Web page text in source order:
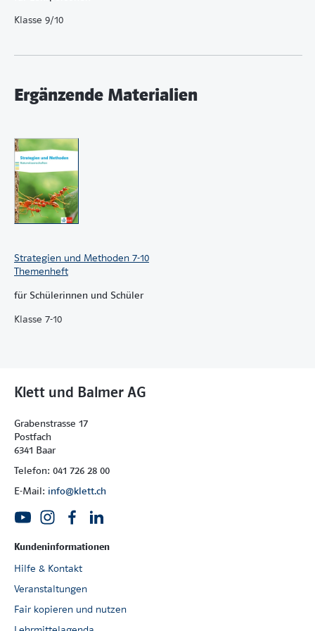
Seen, Flüsse, Meere
Chemische Reaktion und chemische Bindungen
Radioaktivität und Kernenergie
Kohlenwasserstoffe als Energieträger
Kunststoffe
Klasse 9/10
Ergänzende Materialien
Strategien und Methoden 7-10
Themenheft
für Schülerinnen und Schüler
Klasse 7-10
Klett und Balmer AG
Grabenstrasse 17
Postfach
6341 Baar
Telefon: 041 726 28 00
E-Mail: info@klett.ch
Kundeninformationen
Hilfe & Kontakt
Veranstaltungen
Fair kopieren und nutzen